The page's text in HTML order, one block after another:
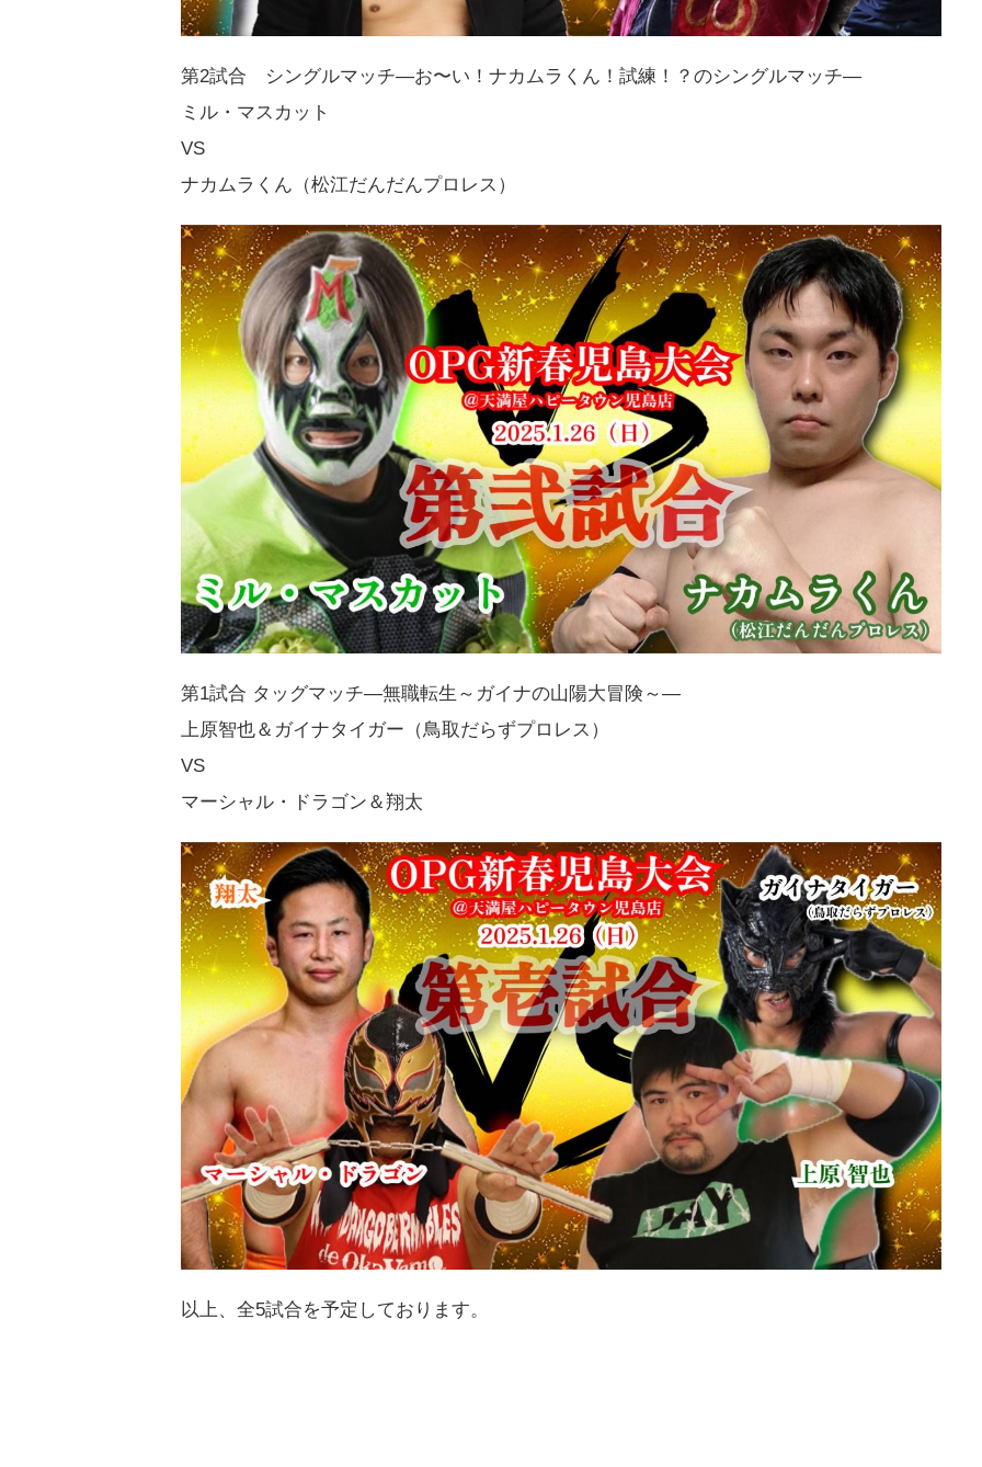
第2試合 シングルマッチ―お〜い！ナカムラくん！試練！？のシングルマッチ―
ミル・マスカット
VS
ナカムラくん（松江だんだんプロレス）
第1試合 タッグマッチ―無職転生～ガイナの山陽大冒険～―
上原智也＆ガイナタイガー（鳥取だらずプロレス）
VS
マーシャル・ドラゴン＆翔太
以上、全5試合を予定しております。